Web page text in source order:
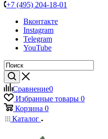
+7 (495) 204-18-01
Вконтакте
Instagram
Telegram
YouTube
Сравнение0
Избранные товары 0
Корзина 0
Каталог